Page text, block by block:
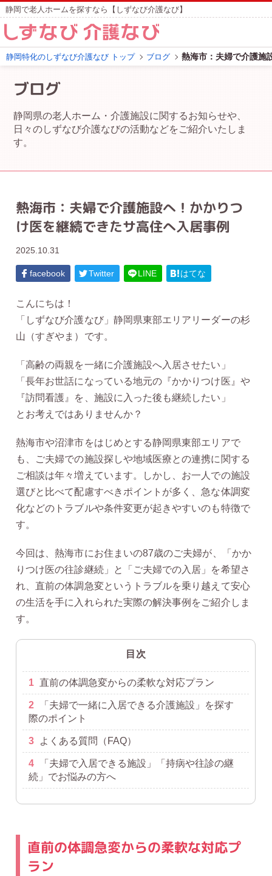
静岡で老人ホームを探すなら【しずなび介護なび】
静岡特化のしずなび介護なび トップ ブログ 熱海市：夫婦で介護施
ブログ
静岡県の老人ホーム・介護施設に関するお知らせや、
日々のしずなび介護なびの活動などをご紹介いたしま
す。
熱海市：夫婦で介護施設へ！かかりつ
け医を継続できたサ高住へ入居事例
2025.10.31
facebook Twitter LINE はてな
こんにちは！
「しずなび介護なび」静岡県東部エリアリーダーの杉
山（すぎやま）です。
「高齢の両親を一緒に介護施設へ入居させたい」
「長年お世話になっている地元の『かかりつけ医』や
『訪問看護』を、施設に入った後も継続したい」
とお考えではありませんか？
熱海市や沼津市をはじめとする静岡県東部エリアで
も、ご夫婦での施設探しや地域医療との連携に関する
ご相談は年々増えています。しかし、お一人での施設
選びと比べて配慮すべきポイントが多く、急な体調変
化などのトラブルや条件変更が起きやすいのも特徴で
す。
今回は、熱海市にお住まいの87歳のご夫婦が、「かか
りつけ医の往診継続」と「ご夫婦での入居」を希望さ
れ、直前の体調急変というトラブルを乗り越えて安心
の生活を手に入れられた実際の解決事例をご紹介しま
す。
目次
1 直前の体調急変からの柔軟な対応プラン
2
「夫婦で一緒に入居できる介護施設」を探す
際のポイント
3 よくある質問（FAQ）
4
「夫婦で入居できる施設」「持病や往診の継
続」でお悩みの方へ
直前の体調急変からの柔軟な対応プ
ラン